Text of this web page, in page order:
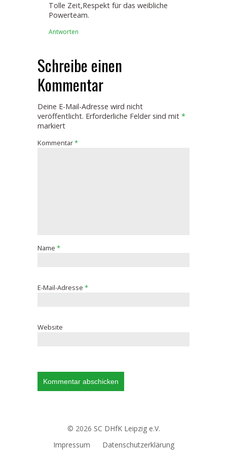
Tolle Zeit,Respekt für das weibliche
Powerteam.
Antworten
Schreibe einen
Kommentar
Deine E-Mail-Adresse wird nicht
veröffentlicht. Erforderliche Felder sind mit *
markiert
Kommentar*
Name *
E-Mail-Adresse *
Website
© 2026 SC DHfK Leipzig e.V.
Impressum
Datenschutzerklärung